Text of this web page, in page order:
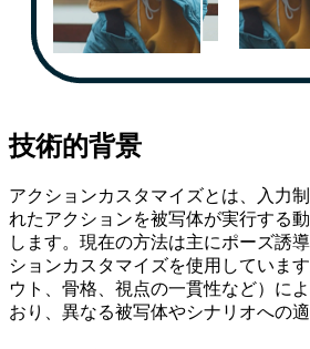
技術的背景
アクションカスタマイズとは、入力
れたアクションを被写体が実行する
します。現在の方法は主にポーズ誘
ションカスタマイズを使用していま
ウト、骨格、視点の一貫性など）に
おり、異なる被写体やシナリオへの適